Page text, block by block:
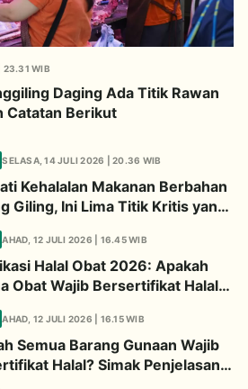
23.31 WIB
Daging Ada Titik Rawan
Catatan Berikut
SELASA, 14 JULI 2026 | 20.36 WIB
Kehalalan Makanan Berbahan
Giling, Ini Lima Titik Kritis yang
AHAD, 12 JULI 2026 | 16.45 WIB
Halal Obat 2026: Apakah
Obat Wajib Bersertifikat Halal?
Penjelasannya
AHAD, 12 JULI 2026 | 16.15 WIB
Semua Barang Gunaan Wajib
Halal? Simak Penjelasan